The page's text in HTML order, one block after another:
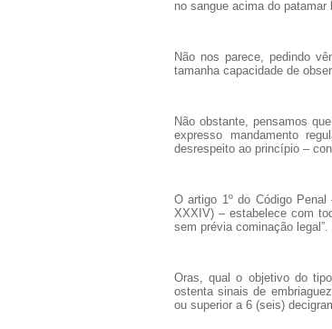
no sangue acima do patamar
Não nos parece, pedindo
tamanha capacidade de
Não obstante, pensamos
expresso mandamento
desrespeito ao princípio –
O artigo 1º do Código
XXXIV) – estabelece com
sem prévia cominação legal”.
Oras, qual o objetivo do
ostenta sinais de
ou superior a 6 (seis)